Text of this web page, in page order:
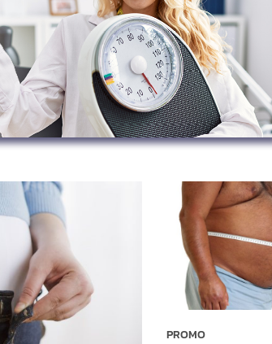
PROMO